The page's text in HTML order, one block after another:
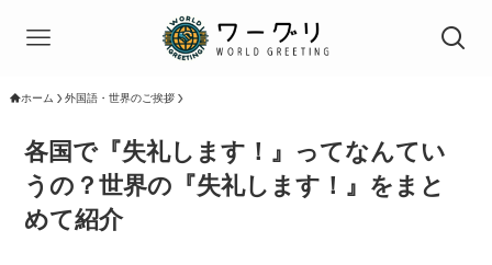
ホーム 外国語・世界のご挨拶
各国で『失礼します！』ってなんてい
うの？世界の『失礼します！』をまと
めて紹介